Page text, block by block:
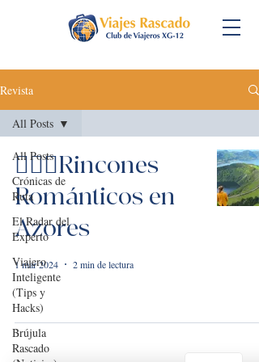
Revista
All Posts
Crónicas de
Ruta
El Radar del
Experto
Viajero
Inteligente
(Tips y
Hacks)
Brújula
Rascado
All Posts
👩‍❤️‍👨Rincones
Románticos en
Azores
1 mar 2024 2 min de lectura